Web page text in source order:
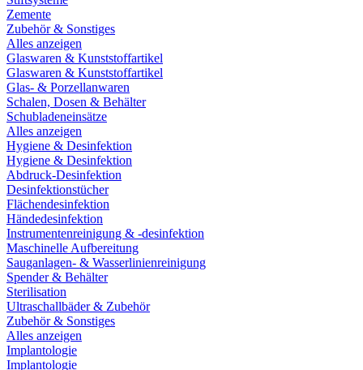
Zemente
Zubehör & Sonstiges
Alles anzeigen
Glaswaren & Kunststoffartikel
Glaswaren & Kunststoffartikel
Glas- & Porzellanwaren
Schalen, Dosen & Behälter
Schubladeneinsätze
Alles anzeigen
Hygiene & Desinfektion
Hygiene & Desinfektion
Abdruck-Desinfektion
Desinfektionstücher
Flächendesinfektion
Händedesinfektion
Instrumentenreinigung & -desinfektion
Maschinelle Aufbereitung
Sauganlagen- & Wasserlinienreinigung
Spender & Behälter
Sterilisation
Ultraschallbäder & Zubehör
Zubehör & Sonstiges
Alles anzeigen
Implantologie
Implantologie